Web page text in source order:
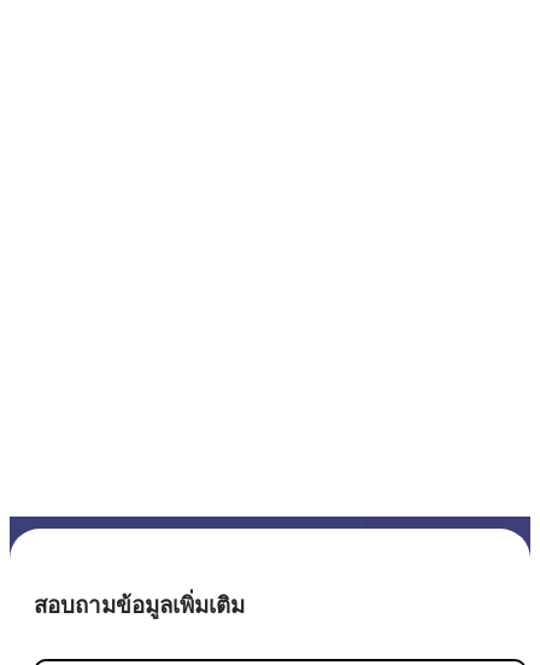
สอบถามข้อมูลเพิ่มเติม